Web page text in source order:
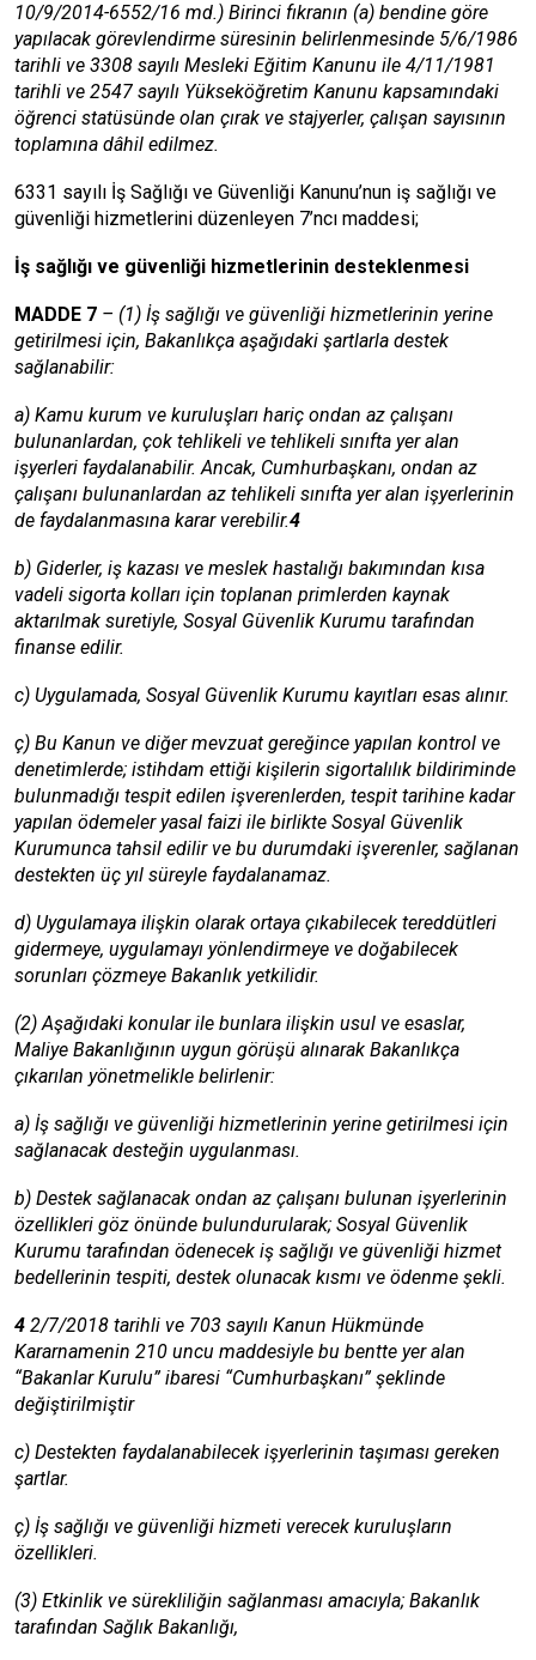
10/9/2014-6552/16 md.) Birinci fıkranın (a) bendine göre
yapılacak görevlendirme süresinin belirlenmesinde 5/6/1986
tarihli ve 3308 sayılı Mesleki Eğitim Kanunu ile 4/11/1981
tarihli ve 2547 sayılı Yükseköğretim Kanunu kapsamındaki
öğrenci statüsünde olan çırak ve stajyerler, çalışan sayısının
toplamına dâhil edilmez.
6331 sayılı İş Sağlığı ve Güvenliği Kanunu’nun iş sağlığı ve
güvenliği hizmetlerini düzenleyen 7’ncı maddesi;
İş sağlığı ve güvenliği hizmetlerinin desteklenmesi
MADDE 7 – (1) İş sağlığı ve güvenliği hizmetlerinin yerine
getirilmesi için, Bakanlıkça aşağıdaki şartlarla destek
sağlanabilir:
a) Kamu kurum ve kuruluşları hariç ondan az çalışanı
bulunanlardan, çok tehlikeli ve tehlikeli sınıfta yer alan
işyerleri faydalanabilir. Ancak, Cumhurbaşkanı, ondan az
çalışanı bulunanlardan az tehlikeli sınıfta yer alan işyerlerinin
de faydalanmasına karar verebilir.4
b) Giderler, iş kazası ve meslek hastalığı bakımından kısa
vadeli sigorta kolları için toplanan primlerden kaynak
aktarılmak suretiyle, Sosyal Güvenlik Kurumu tarafından
finanse edilir.
c) Uygulamada, Sosyal Güvenlik Kurumu kayıtları esas alınır.
ç) Bu Kanun ve diğer mevzuat gereğince yapılan kontrol ve
denetimlerde; istihdam ettiği kişilerin sigortalılık bildiriminde
bulunmadığı tespit edilen işverenlerden, tespit tarihine kadar
yapılan ödemeler yasal faizi ile birlikte Sosyal Güvenlik
Kurumunca tahsil edilir ve bu durumdaki işverenler, sağlanan
destekten üç yıl süreyle faydalanamaz.
d) Uygulamaya ilişkin olarak ortaya çıkabilecek tereddütleri
gidermeye, uygulamayı yönlendirmeye ve doğabilecek
sorunları çözmeye Bakanlık yetkilidir.
(2) Aşağıdaki konular ile bunlara ilişkin usul ve esaslar,
Maliye Bakanlığının uygun görüşü alınarak Bakanlıkça
çıkarılan yönetmelikle belirlenir:
a) İş sağlığı ve güvenliği hizmetlerinin yerine getirilmesi için
sağlanacak desteğin uygulanması.
b) Destek sağlanacak ondan az çalışanı bulunan işyerlerinin
özellikleri göz önünde bulundurularak; Sosyal Güvenlik
Kurumu tarafından ödenecek iş sağlığı ve güvenliği hizmet
bedellerinin tespiti, destek olunacak kısmı ve ödenme şekli.
4 2/7/2018 tarihli ve 703 sayılı Kanun Hükmünde
Kararnamenin 210 uncu maddesiyle bu bentte yer alan
“Bakanlar Kurulu” ibaresi “Cumhurbaşkanı” şeklinde
değiştirilmiştir
c) Destekten faydalanabilecek işyerlerinin taşıması gereken
şartlar.
ç) İş sağlığı ve güvenliği hizmeti verecek kuruluşların
özellikleri.
(3) Etkinlik ve sürekliliğin sağlanması amacıyla; Bakanlık
tarafından Sağlık Bakanlığı,